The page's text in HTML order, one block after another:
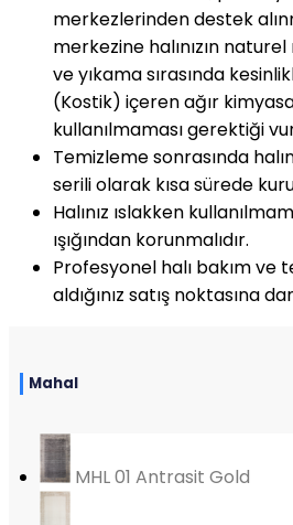
merkezlerinden destek
merkezine halınızın
ve yıkama sırasında
(Kostik) içeren ağır
kullanılmaması gerektiği
Temizleme sonrasında
serili olarak kısa sürede
Halınız ıslakken
ışığından korunmalıdır.
Profesyonel halı bakım ve
aldığınız satış noktasına
Mahal
MHL 01 Antrasit Gold